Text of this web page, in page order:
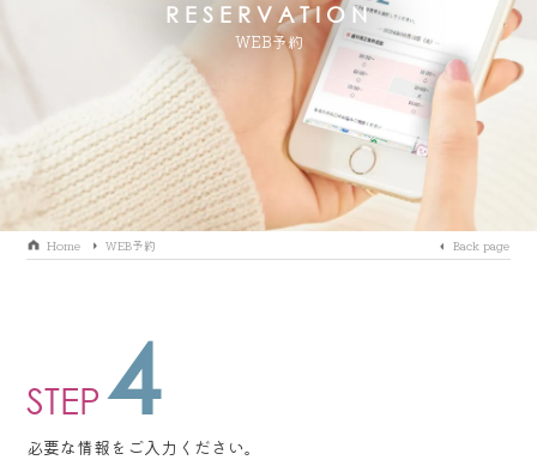
RESERVATION
WEB予約
Home WEB予約 Back page
STEP4
必要な情報をご入力ください。